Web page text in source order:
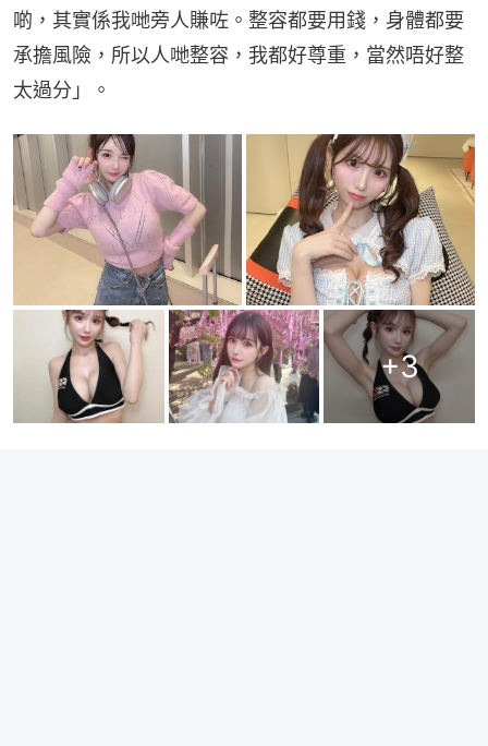
啲，其實係我哋旁人賺咗。整容都要用錢，身體都要
承擔風險，所以人哋整容，我都好尊重，當然唔好整
太過分」。
+3